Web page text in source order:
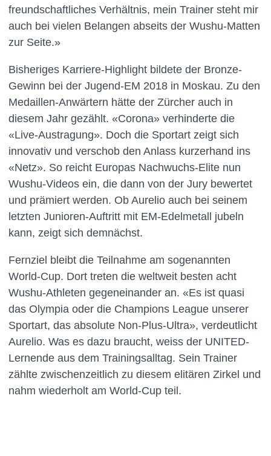
freundschaftliches Verhältnis, mein Trainer steht mir
auch bei vielen Belangen abseits der Wushu-Matten
zur Seite.»
Bisheriges Karriere-Highlight bildete der Bronze-
Gewinn bei der Jugend-EM 2018 in Moskau. Zu den
Medaillen-Anwärtern hätte der Zürcher auch in
diesem Jahr gezählt. «Corona» verhinderte die
«Live-Austragung». Doch die Sportart zeigt sich
innovativ und verschob den Anlass kurzerhand ins
«Netz». So reicht Europas Nachwuchs-Elite nun
Wushu-Videos ein, die dann von der Jury bewertet
und prämiert werden. Ob Aurelio auch bei seinem
letzten Junioren-Auftritt mit EM-Edelmetall jubeln
kann, zeigt sich demnächst.
Fernziel bleibt die Teilnahme am sogenannten
World-Cup. Dort treten die weltweit besten acht
Wushu-Athleten gegeneinander an. «Es ist quasi
das Olympia oder die Champions League unserer
Sportart, das absolute Non-Plus-Ultra», verdeutlicht
Aurelio. Was es dazu braucht, weiss der UNITED-
Lernende aus dem Trainingsalltag. Sein Trainer
zählte zwischenzeitlich zu diesem elitären Zirkel und
nahm wiederholt am World-Cup teil.